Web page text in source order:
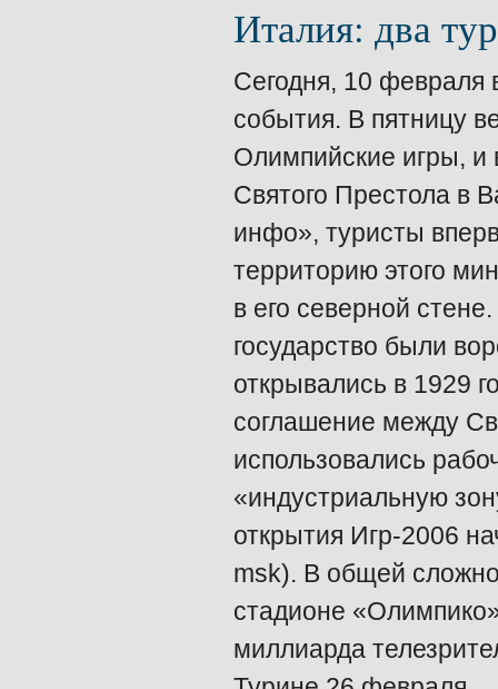
Италия: два
Сегодня, 10 февраля
события. В пятницу
Олимпийские игры, и
Святого Престола в
инфо», туристы
территорию этого
в его северной
государство были
открывались в 1929
соглашение между
использовались
«индустриальную
открытия Игр-2006
msk). В общей
стадионе
миллиарда